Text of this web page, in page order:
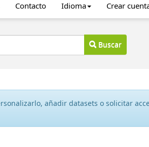
Contacto Idioma Crear
Buscar
añadir datasets o solicitar